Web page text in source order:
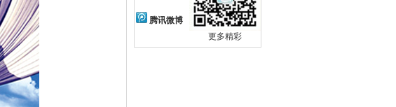
腾讯微博
更多精彩